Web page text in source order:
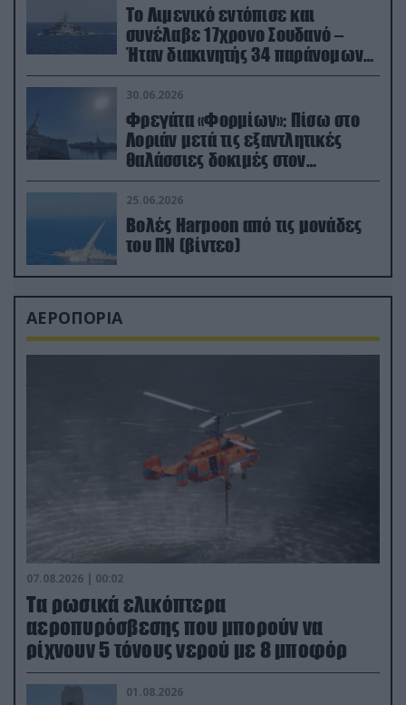
Το Λιμενικό εντόπισε και
συνέλαβε 17χρονο Σουδανό –
Ήταν διακινητής 34 παράνομων
μεταναστών
30.06.2026
Φρεγάτα «Φορμίων»: Πίσω στο
Λοριάν μετά τις εξαντλητικές
θαλάσσιες δοκιμές στον
απαιτητικό Βισκαϊκό
25.06.2026
Βολές Harpoon από τις μονάδες
του ΠΝ (βίντεο)
ΑΕΡΟΠΟΡΙΑ
07.08.2026 | 00:02
Τα ρωσικά ελικόπτερα
αεροπυρόσβεσης που μπορούν να
ρίχνουν 5 τόνους νερού με 8 μποφόρ
01.08.2026